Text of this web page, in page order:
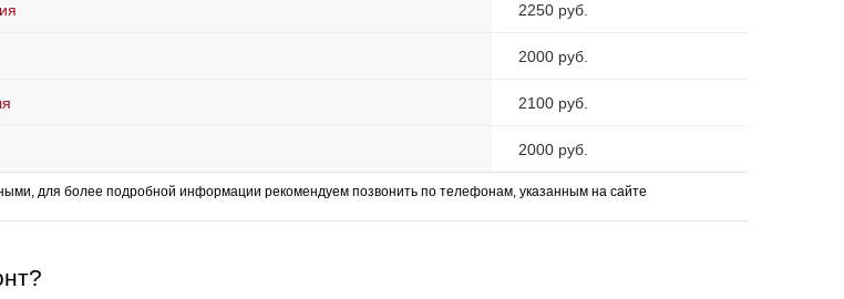
2250 руб.
2000 руб.
2100 руб.
2000 руб.
для более подробной информации рекомендуем позвонить по телефонам, указанным на сайте